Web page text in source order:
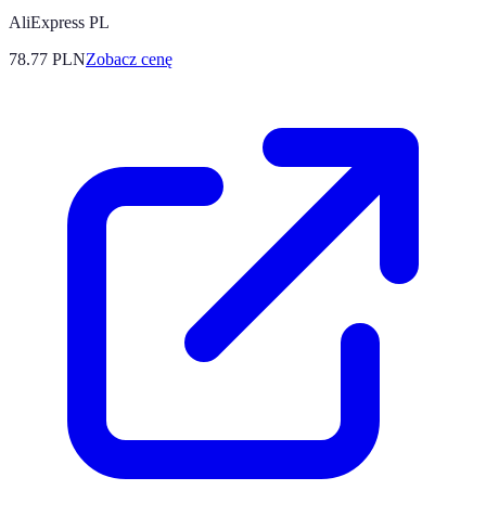
AliExpress PL
78.77 PLNZobacz cenę